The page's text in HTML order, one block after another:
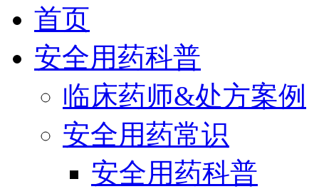
首页
安全用药科普
临床药师&处方案例
安全用药常识
安全用药科普